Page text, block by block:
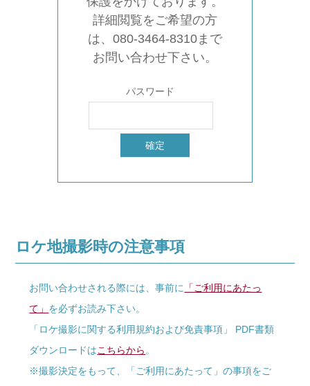
詳細閲覧をご希望の方
は、080-3464-8310まで
お問い合わせ下さい。
パスワード
ロケ地撮影時の注意事項
お問い合わせされる際には、事前に 「ご利用にあたっ
て」 を必ずお読み下さい。
「ロケ撮影に関する利用規約および免責事項」 PDF書類
ダウンロードはこちらから。
※撮影決定をもって、「ご利用にあたって」の事項をご